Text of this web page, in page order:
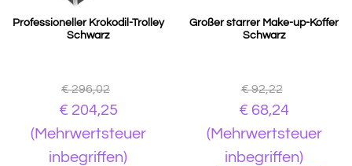
Professioneller Krokodil-Trolley
Schwarz
€ 296,02
€ 204,25
(Mehrwertsteuer
inbegriffen)
Großer starrer Make-up-Koffer
Schwarz
€ 92,22
€ 68,24
(Mehrwertsteuer
inbegriffen)